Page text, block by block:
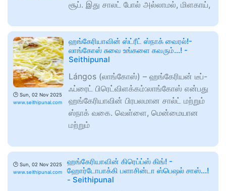
சூப். இது சாலட் போல் அல்லாமல், மிளகாய்,
🕑 Sun, 02 Nov 2025
www.seithipunal.com
ஹங்கேரியாவின் ஸ்ட்ரீட் ஸ்நாக் வைரல்!-
லாங்கோஸ் சுவை உங்களை கவரும்...! -
Seithipunal
Lángos (லாங்கோஸ்) – ஹங்கேரியன் டீப்-
ஃப்ரைட் பிரெட்விளக்கம்:லாங்கோஸ் என்பது
ஹங்கேரியாவின் பிரபலமான சால்ட் மற்றும்
ஸ்நாக் வகை. வெள்ளை, மென்மையான
மற்றும்
🕑 Sun, 02 Nov 2025
www.seithipunal.com
ஹங்கேரியாவின் கிரெப்ப்ஸ் கிங்! -
ஹோர்டோபாக்கி பளாசின்டா ஸ்பெஷல் சாஸ்...!
- Seithipunal